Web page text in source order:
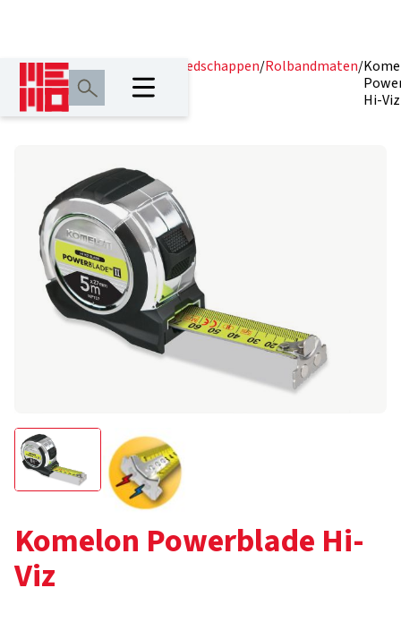
Home/Producten Meetgereedschappen/Rolbandmaten/
Hi-Viz
Komelon Powerblade Hi-
Viz